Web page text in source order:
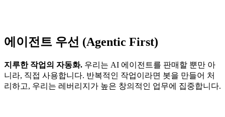
에이전트 우선 (Agentic First)
지루한 작업의 자동화. 우리는 AI 에이전트를 판매할 뿐만 아
니라, 직접 사용합니다. 반복적인 작업이라면 봇을 만들어 처
리하고, 우리는 레버리지가 높은 창의적인 업무에 집중합니다.